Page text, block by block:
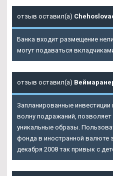
отзыв оставил(а)
Банка входит размещение
могут подаваться
отзыв оставил(а)
Запланированные
волну подражаний, позволяет
уникальные образы.
фонда в иностранной валюте
декабря 2008 так привык с